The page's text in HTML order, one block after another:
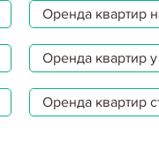
Оренда квартир
Оренда квартир у
Оренда квартир